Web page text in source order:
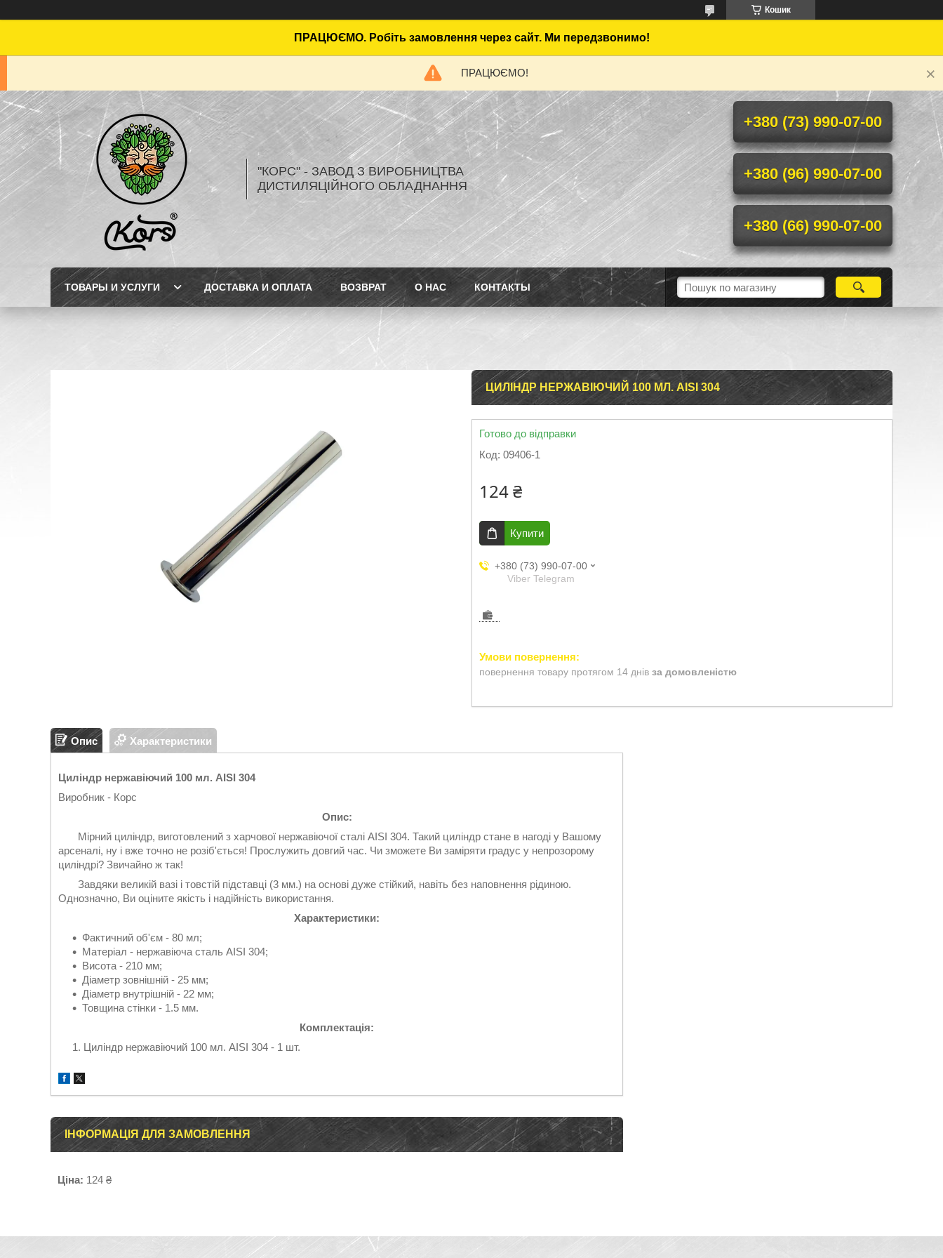
Кошик
ПРАЦЮЄМО. Робіть замовлення через сайт. Ми передзвонимо!
ПРАЦЮЄМО!
"КОРС" - ЗАВОД З ВИРОБНИЦТВА
ДИСТИЛЯЦІЙНОГО ОБЛАДНАННЯ
+380 (73) 990-07-00
+380 (96) 990-07-00
+380 (66) 990-07-00
ТОВАРЫ И УСЛУГИ ДОСТАВКА И ОПЛАТА ВОЗВРАТ О НАС КОНТАКТЫ
ЦИЛІНДР НЕРЖАВІЮЧИЙ 100 МЛ. AISI 304
Готово до відправки
Код: 09406-1
124 ₴
Купити
+380 (73) 990-07-00
Viber Telegram
повернення товару протягом 14 днів за домовленістю
Опис Характеристики
Циліндр нержавіючий 100 мл. AISI 304
Виробник - Корс
Опис:
Мірний циліндр, виготовлений з харчової нержавіючої сталі AISI 304. Такий циліндр стане в нагоді у Вашому
арсеналі, ну і вже точно не розіб'ється! Прослужить довгий час. Чи зможете Ви заміряти градус у непрозорому
циліндрі? Звичайно ж так!
Завдяки великій вазі і товстій підставці (3 мм.) на основі дуже стійкий, навіть без наповнення рідиною.
Однозначно, Ви оціните якість і надійність використання.
Характеристики:
Фактичний об'єм - 80 мл;
Матеріал - нержавіюча сталь AISI 304;
Висота - 210 мм;
Діаметр зовнішній - 25 мм;
Діаметр внутрішній - 22 мм;
Товщина стінки - 1.5 мм.
Комплектація:
Циліндр нержавіючий 100 мл. AISI 304 - 1 шт.
ІНФОРМАЦІЯ ДЛЯ ЗАМОВЛЕННЯ
Ціна: 124 ₴